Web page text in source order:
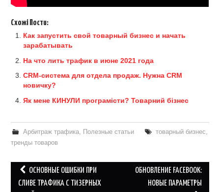
Схожі Пости:
Как запустить свой товарный бизнес и начать
зарабатывать
На что лить трафик в июне 2021 года
CRM-система для отдела продаж. Нужна CRM
новичку?
Як мене КИНУЛИ програмісти? Товарний бізнес
Арбитраж трафика, Полезные статьи товарный бизнес
тренды товаров
Post
navigation
ОСНОВНЫЕ ОШИБКИ ПРИ
СЛИВЕ ТРАФИКА С ТИЗЕРНЫХ
ОБНОВЛЕНИЕ FACEBOOK:
НОВЫЕ ПАРАМЕТРЫ